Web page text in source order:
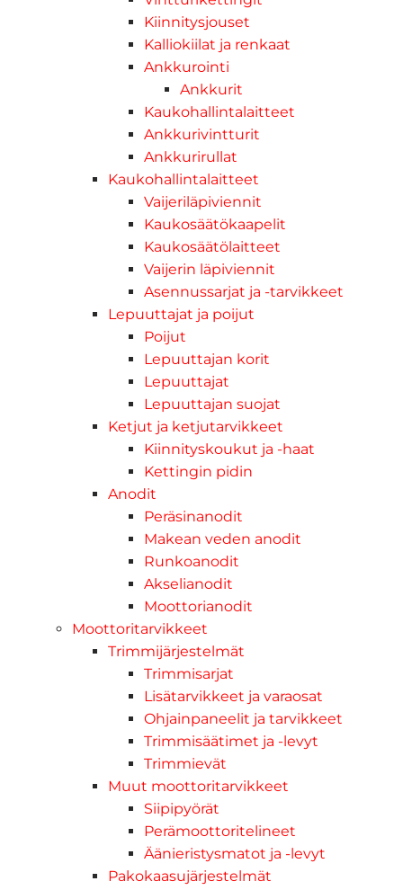
Kiinnitysjouset
Kalliokiilat ja renkaat
Ankkurointi
Ankkurit
Kaukohallintalaitteet
Ankkurivintturit
Ankkurirullat
Kaukohallintalaitteet
Vaijeriläpiviennit
Kaukosäätökaapelit
Kaukosäätölaitteet
Vaijerin läpiviennit
Asennussarjat ja -tarvikkeet
Lepuuttajat ja poijut
Poijut
Lepuuttajan korit
Lepuuttajat
Lepuuttajan suojat
Ketjut ja ketjutarvikkeet
Kiinnityskoukut ja -haat
Kettingin pidin
Anodit
Peräsinanodit
Makean veden anodit
Runkoanodit
Akselianodit
Moottorianodit
Moottoritarvikkeet
Trimmijärjestelmät
Trimmisarjat
Lisätarvikkeet ja varaosat
Ohjainpaneelit ja tarvikkeet
Trimmisäätimet ja -levyt
Trimmievät
Muut moottoritarvikkeet
Siipipyörät
Perämoottoritelineet
Äänieristysmatot ja -levyt
Pakokaasujärjestelmät